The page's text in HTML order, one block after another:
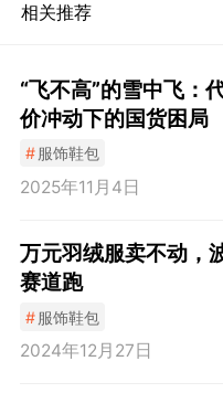
相关推荐
“飞不高”的雪中飞：
价冲动下的国货困局
#服饰鞋包
2025年11月4日
万元羽绒服卖不动，
赛道跑
#服饰鞋包
2024年12月27日